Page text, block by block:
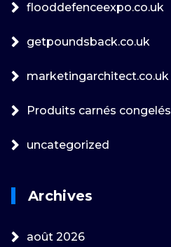
flooddefenceexpo.co.uk
getpoundsback.co.uk
marketingarchitect.co.uk
Produits carnés congelés
uncategorized
Archives
août 2026